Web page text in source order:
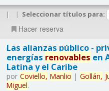
| | Seleccionar títulos para:
Hacer reserva
Las alianzas público -
energías renovables en
Latina y el Caribe
por Coviello, Manlio | Gollán,
Miguel.